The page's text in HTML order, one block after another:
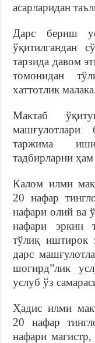
асарларидан
Дарс бериш
ўқитилгандан
тарзида давом
томонидан
хаттотлик
Мактаб
машғулотлари
таржима
тадбирларни
Калом илми
20 нафар
нафари олий ва
нафари эркин
тўлиқ иштирок
дарс
шогирд”лик
услуб ўз
Ҳадис илми
20 нафар
нафари